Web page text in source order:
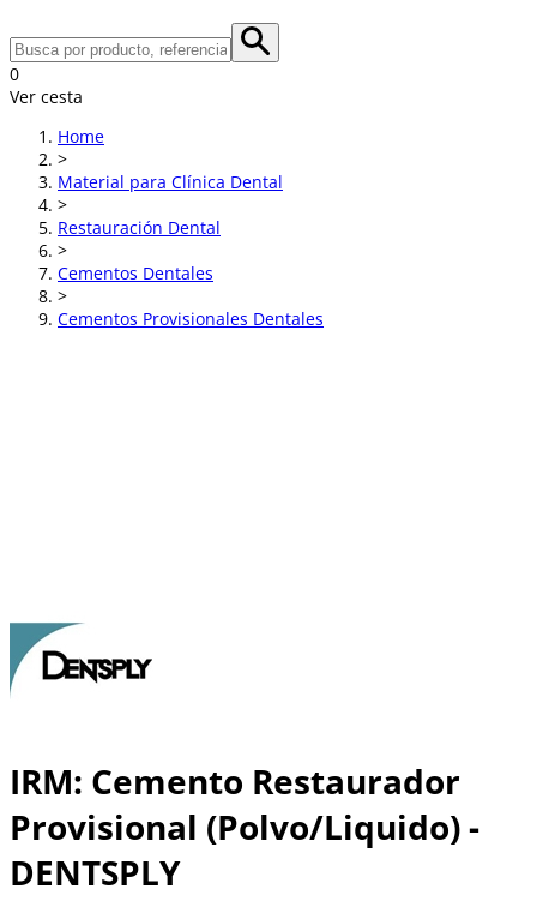
0
Ver cesta
Home
>
Material para Clínica Dental
>
Restauración Dental
>
Cementos Dentales
>
Cementos Provisionales Dentales
IRM: Cemento Restaurador
Provisional (Polvo/Liquido) -
DENTSPLY